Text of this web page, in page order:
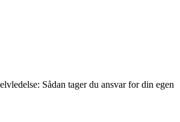
Sådan tager du ansvar for din egen